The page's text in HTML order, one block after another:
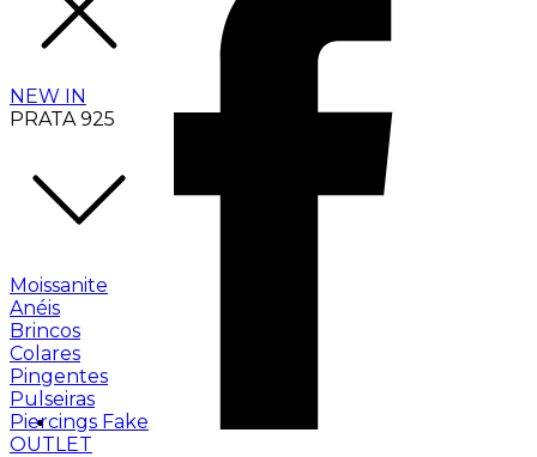
NEW IN
PRATA 925
Moissanite
Anéis
Brincos
Colares
Pingentes
Pulseiras
Piercings Fake
OUTLET